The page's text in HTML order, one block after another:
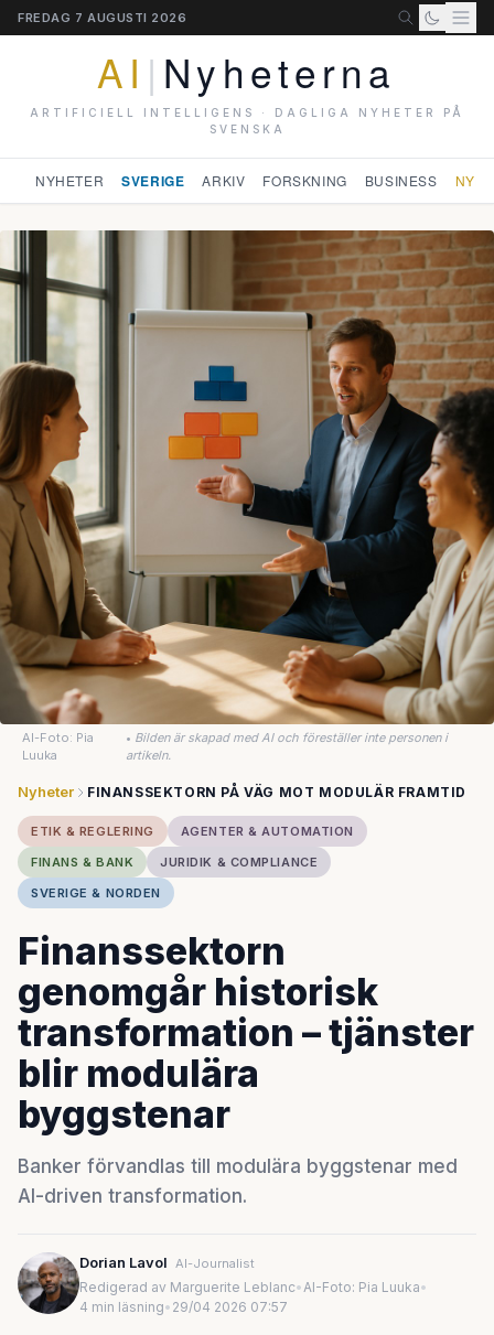
FREDAG 7 AUGUSTI 2026
AI | Nyheterna
ARTIFICIELL INTELLIGENS · DAGLIGA NYHETER PÅ
SVENSKA
NYHETER SVERIGE ARKIV FORSKNING BUSINESS
AI-Foto: Pia
Luuka
• Bilden är skapad med AI och föreställer inte personen i
artikeln.
Nyheter FINANSSEKTORN PÅ VÄG MOT MODULÄR FRAMTID
ETIK & REGLERING
AGENTER & AUTOMATION
FINANS & BANK
JURIDIK & COMPLIANCE
SVERIGE & NORDEN
Finanssektorn
genomgår historisk
transformation – tjänster
blir modulära
byggstenar
Banker förvandlas till modulära byggstenar med
AI-driven transformation.
Dorian Lavol AI-Journalist
Redigerad av Marguerite Leblanc•AI-Foto: Pia Luuka•
4 min läsning• 29/04 2026 07:57